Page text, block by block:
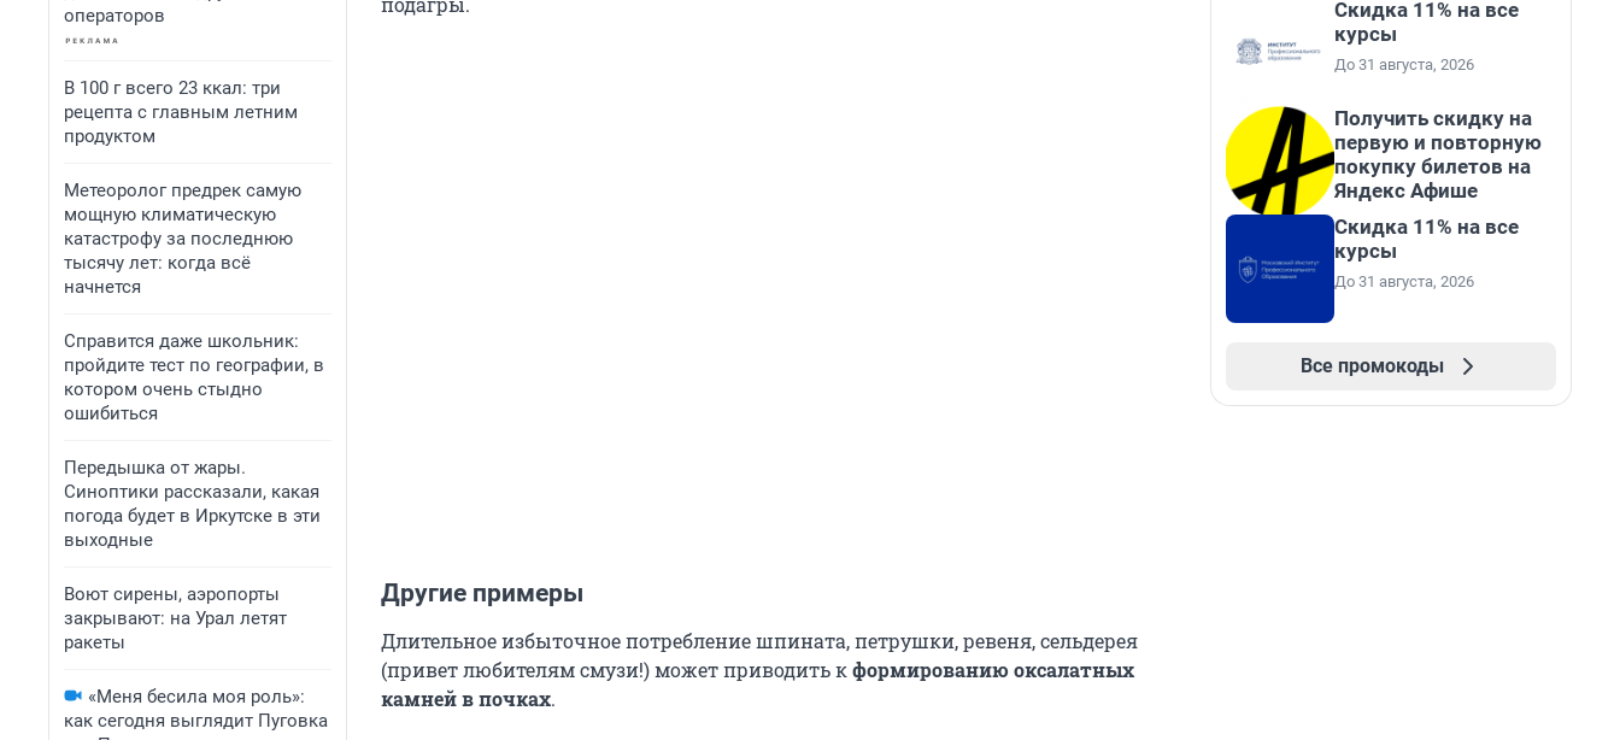
операторов
В 100 г всего 23 ккал: три
рецепта с главным летним
продуктом
Метеоролог предрек самую
мощную климатическую
катастрофу за последнюю
тысячу лет: когда всё
начнется
Справится даже школьник:
пройдите тест по географии, в
котором очень стыдно
ошибиться
Передышка от жары.
Синоптики рассказали, какая
погода будет в Иркутске в эти
выходные
Воют сирены, аэропорты
закрывают: на Урал летят
ракеты
«Меня бесила моя роль»:
как сегодня выглядит Пуговка
Другие примеры
Длительное избыточное потребление шпината, петрушки, ревеня, сельдерея
(привет любителям смузи!) может приводить кформированию оксалатных
камней в почках.
Скидка 11% на все
курсы
До 31 августа, 2026
Получить скидку на
первую и повторную
покупку билетов на
Яндекс Афише
Скидка 11% на все
курсы
До 31 августа, 2026
Все промокоды